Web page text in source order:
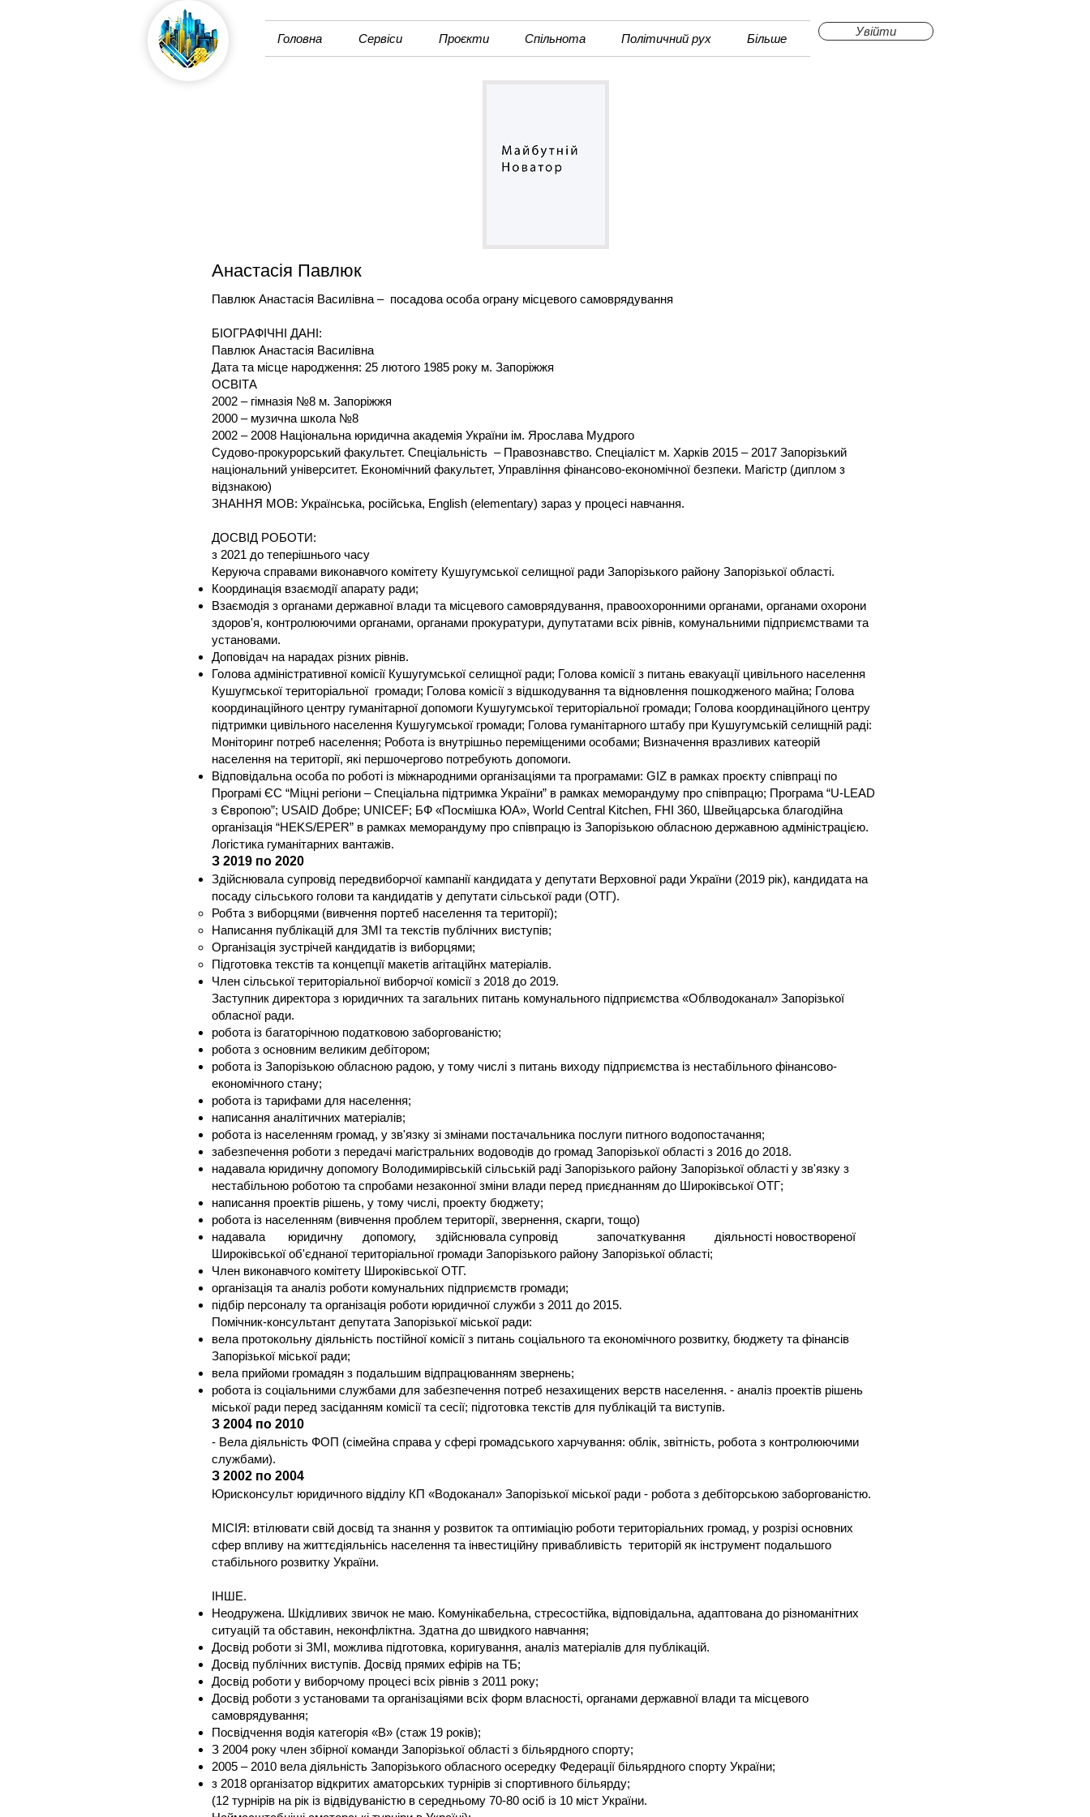
Головна Сервіси Проєкти Спільнота Політичний рух Більше
Увійти
Анастасія Павлюк
Павлюк Анастасія Василівна – посадова особа ограну місцевого самоврядування
БІОГРАФІЧНІ ДАНІ:
Павлюк Анастасія Василівна
Дата та місце народження: 25 лютого 1985 року м. Запоріжжя
ОСВІТА
2002 – гімназія №8 м. Запоріжжя
2000 – музична школа №8
2002 – 2008 Національна юридична академія України ім. Ярослава Мудрого
Судово-прокурорський факультет. Спеціальність – Правознавство. Спеціаліст м. Харків 2015 – 2017 Запорізький
національний університет. Економічний факультет, Управління фінансово-економічної безпеки. Магістр (диплом з
відзнакою)
ЗНАННЯ МОВ: Українська, російська, English (elementary) зараз у процесі навчання.
ДОСВІД РОБОТИ:
з 2021 до теперішнього часу
Керуюча справами виконавчого комітету Кушугумської селищної ради Запорізького району Запорізької області.
Координація взаємодії апарату ради;
Взаємодія з органами державної влади та місцевого самоврядування, правоохоронними органами, органами охорони
здоров'я, контролюючими органами, органами прокуратури, дупутатами всіх рівнів, комунальними підприємствами та
установами.
Доповідач на нарадах різних рівнів.
Голова адміністративної комісії Кушугумської селищної ради; Голова комісії з питань евакуації цивільного населення
Кушугмської територіальної громади; Голова комісії з відшкодування та відновлення пошкодженого майна; Голова
координаційного центру гуманітарної допомоги Кушугумської територіальної громади; Голова координаційного центру
підтримки цивільного населення Кушугумської громади; Голова гуманітарного штабу при Кушугумській селищній раді:
Моніторинг потреб населення; Робота із внутрішньо переміщеними особами; Визначення вразливих катеорій
населення на території, які першочергово потребують допомоги.
Відповідальна особа по роботі із міжнародними організаціями та програмами: GIZ в рамках проєкту співпраці по
Програмі ЄС “Міцні регіони – Спеціальна підтримка України” в рамках меморандуму про співпрацю; Програма “U-LEAD
з Європою”; USAID Добре; UNICEF; БФ «Посмішка ЮА», World Central Kitchen, FHI 360, Швейцарська благодійна
організація “HEKS/EPER” в рамках меморандуму про співпрацю із Запорізькою обласною державною адміністрацією.
Логістика гуманітарних вантажів.
З 2019 по 2020
Здійснювала супровід передвиборчої кампанії кандидата у депутати Верховної ради України (2019 рік), кандидата на
посаду сільського голови та кандидатів у депутати сільської ради (ОТГ).
Робта з виборцями (вивчення портеб населення та території);
Написання публікацій для ЗМІ та текстів публічних виступів;
Організація зустрічей кандидатів із виборцями;
Підготовка текстів та концепції макетів агітаційнх матеріалів.
Член сільської територіальної виборчої комісії з 2018 до 2019.
Заступник директора з юридичних та загальних питань комунального підприємства «Облводоканал» Запорізької
обласної ради.
робота із багаторічною податковою заборгованістю;
робота з основним великим дебітором;
робота із Запорізькою обласною радою, у тому числі з питань виходу підприємства із нестабільного фінансово-
економічного стану;
робота із тарифами для населення;
написання аналітичних матеріалів;
робота із населенням громад, у зв'язку зі змінами постачальника послуги питного водопостачання;
забезпечення роботи з передачі магістральних водоводів до громад Запорізької області з 2016 до 2018.
надавала юридичну допомогу Володимирівській сільській раді Запорізького району Запорізької області у зв'язку з
нестабільною роботою та спробами незаконної зміни влади перед приєднанням до Широківської ОТГ;
написання проектів рішень, у тому числі, проекту бюджету;
робота із населенням (вивчення проблем території, звернення, скарги, тощо)
надавала юридичну допомогу, здійснювала супровід започаткування діяльності новоствореної
Широківської об'єднаної територіальної громади Запорізького району Запорізької області;
Член виконавчого комітету Широківської ОТГ.
організація та аналіз роботи комунальних підприємств громади;
підбір персоналу та організація роботи юридичної служби з 2011 до 2015.
Помічник-консультант депутата Запорізької міської ради:
вела протокольну діяльність постійної комісії з питань соціального та економічного розвитку, бюджету та фінансів
Запорізької міської ради;
вела прийоми громадян з подальшим відпрацюванням звернень;
робота із соціальними службами для забезпечення потреб незахищених верств населення. - аналіз проектів рішень
міської ради перед засіданням комісії та сесії; підготовка текстів для публікацій та виступів.
З 2004 по 2010
- Вела діяльність ФОП (сімейна справа у сфері громадського харчування: облік, звітність, робота з контролюючими
службами).
З 2002 по 2004
Юрисконсульт юридичного відділу КП «Водоканал» Запорізької міської ради - робота з дебіторською заборгованістю.
МІСІЯ: втілювати свій досвід та знання у розвиток та оптиміацію роботи територіальних громад, у розрізі основних
сфер впливу на життєдіяльнісь населення та інвестиційну привабливість територій як інструмент подальшого
стабільного розвитку України.
ІНШЕ.
Неодружена. Шкідливих звичок не маю. Комунікабельна, стресостійка, відповідальна, адаптована до різноманітних
ситуацій та обставин, неконфліктна. Здатна до швидкого навчання;
Досвід роботи зі ЗМІ, можлива підготовка, коригування, аналіз матеріалів для публікацій.
Досвід публічних виступів. Досвід прямих ефірів на ТБ;
Досвід роботи у виборчому процесі всіх рівнів з 2011 року;
Досвід роботи з установами та організаціями всіх форм власності, органами державної влади та місцевого
самоврядування;
Посвідчення водія категорія «В» (стаж 19 років);
З 2004 року член збірної команди Запорізької області з більярдного спорту;
2005 – 2010 вела діяльність Запорізького обласного осередку Федерації більярдного спорту України;
з 2018 організатор відкритих аматорських турнірів зі спортивного більярду;
(12 турнірів на рік із відвідуваністю в середньому 70-80 осіб із 10 міст України.